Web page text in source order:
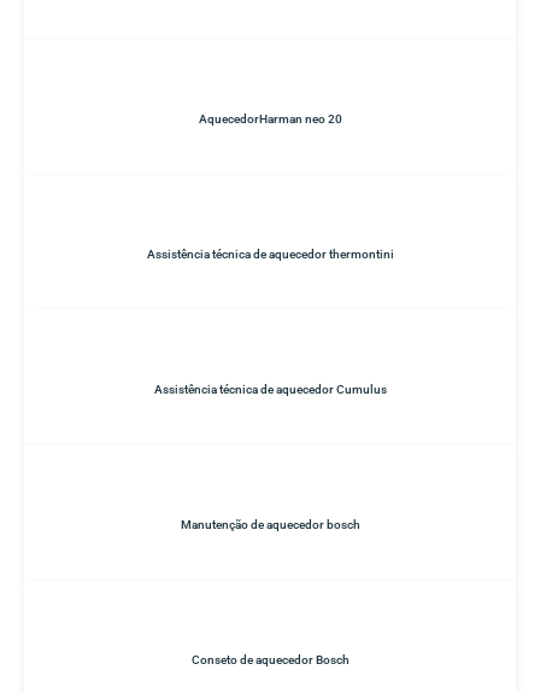
AquecedorHarman neo 20
Assistência técnica de aquecedor thermontini
Assistência técnica de aquecedor Cumulus
Manutenção de aquecedor bosch
Conseto de aquecedor Bosch